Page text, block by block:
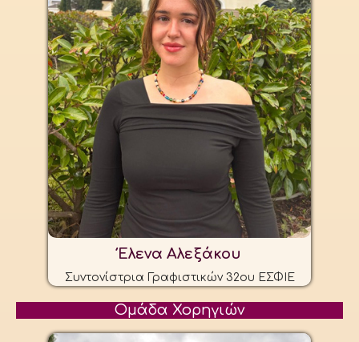
Έλενα Αλεξάκου
Συντονίστρια Γραφιστικών 32ου ΕΣΦΙΕ
Ομάδα Χορηγιών